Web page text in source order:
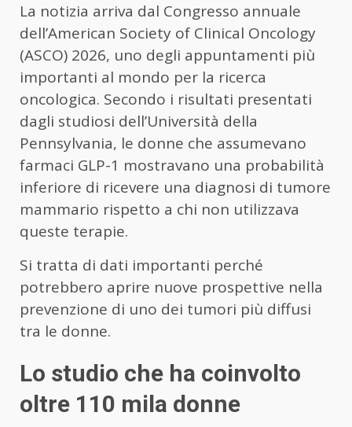
La notizia arriva dal Congresso annuale
dell’American Society of Clinical Oncology
(ASCO) 2026, uno degli appuntamenti più
importanti al mondo per la ricerca
oncologica. Secondo i risultati presentati
dagli studiosi dell’Università della
Pennsylvania, le donne che assumevano
farmaci GLP-1 mostravano una probabilità
inferiore di ricevere una diagnosi di tumore
mammario rispetto a chi non utilizzava
queste terapie.
Si tratta di dati importanti perché
potrebbero aprire nuove prospettive nella
prevenzione di uno dei tumori più diffusi
tra le donne.
Lo studio che ha coinvolto
oltre 110 mila donne